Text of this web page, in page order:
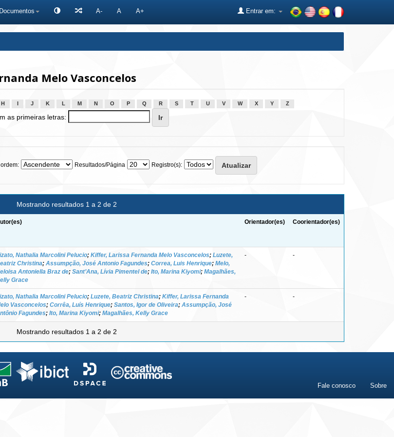
Documentos A- A A+ Entrar em:
Melo Vasconcelos
H J K L M N O P Q R S T U V W X Y Z
as primeiras letras:
ordem: Resultados/Página Registro(s):
Mostrando resultados 1 a 2 de 2
Orientador(es) Coorientador(es)
Nathalia Marcolini Pelucio; Kiffer, Larissa Fernanda Melo Vasconcelos; Luzete,
Christina; Assumpção, José Antonio Fagundes; Correa, Luis Henrique; Melo,
Antoniella Braz de; Sant’Ana, Lívia Pimentel de; Ito, Marina Kiyomi; Magalhães,
Grace
- -
Nathalia Marcolini Pelucio; Luzete, Beatriz Christina; Kiffer, Larissa Fernanda
Vasconcelos; Corrêa, Luís Henrique; Santos, Igor de Oliveira; Assumpção, José
Fagundes; Ito, Marina Kiyomi; Magalhães, Kelly Grace
- -
Mostrando resultados 1 a 2 de 2
Fale conosco Sobre